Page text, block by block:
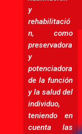
y
rehabilitació
n, como
preservadora
y
potenciadora
de la función
y la salud del
individuo,
teniendo en
cuenta las